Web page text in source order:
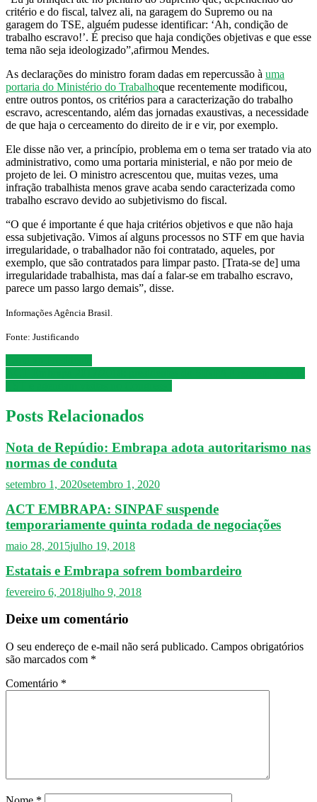
critério e do fiscal, talvez ali, na garagem do Supremo ou na
garagem do TSE, alguém pudesse identificar: ‘Ah, condição de
trabalho escravo!’. É preciso que haja condições objetivas e que esse
tema não seja ideologizado”,afirmou Mendes.
As declarações do ministro foram dadas em repercussão à uma
portaria do Ministério do Trabalhoque recentemente modificou,
entre outros pontos, os critérios para a caracterização do trabalho
escravo, acrescentando, além das jornadas exaustivas, a necessidade
de que haja o cerceamento do direito de ir e vir, por exemplo.
Ele disse não ver, a princípio, problema em o tema ser tratado via ato
administrativo, como uma portaria ministerial, e não por meio de
projeto de lei. O ministro acrescentou que, muitas vezes, uma
infração trabalhista menos grave acaba sendo caracterizada como
trabalho escravo devido ao subjetivismo do fiscal.
“O que é importante é que haja critérios objetivos e que não haja
essa subjetivação. Vimos aí alguns processos no STF em que havia
irregularidade, o trabalhador não foi contratado, aqueles, por
exemplo, que são contratados para limpar pasto. [Trata-se de] uma
irregularidade trabalhista, mas daí a falar-se em trabalho escravo,
parece um passo largo demais”, disse.
Informações Agência Brasil.
Fonte: Justificando
Navegação
de
Posts Relacionados
Nota de Repúdio: Embrapa adota autoritarismo nas
normas de conduta
setembro 1, 2020setembro 1, 2020
ACT EMBRAPA: SINPAF suspende
temporariamente quinta rodada de negociações
maio 28, 2015julho 19, 2018
Estatais e Embrapa sofrem bombardeiro
fevereiro 6, 2018julho 9, 2018
Deixe um comentário
O seu endereço de e-mail não será publicado. Campos obrigatórios
são marcados com *
Comentário *